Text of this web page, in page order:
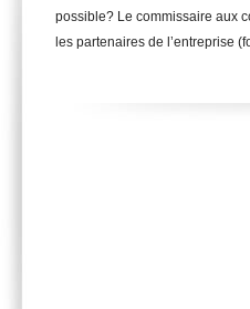
possible? Le commissaire aux
les partenaires de l’entreprise